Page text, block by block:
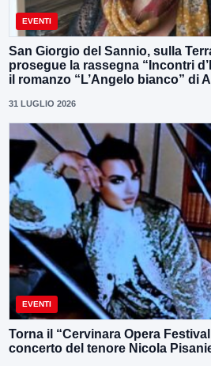
EVENTI
San Giorgio del Sannio, sulla
prosegue la rassegna “Incontri
il romanzo “L’Angelo bianco” di
31 LUGLIO 2026
EVENTI
Torna il “Cervinara Opera
concerto del tenore Nicola